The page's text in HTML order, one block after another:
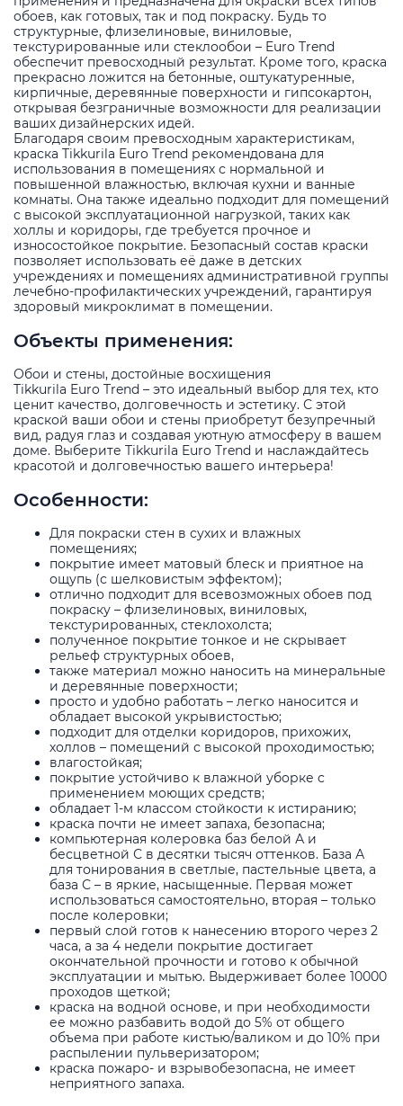
обоев, как готовых, так и под покраску. Будь то
структурные, флизелиновые, виниловые,
текстурированные или стеклообои – Euro Trend
обеспечит превосходный результат. Кроме того, краска
прекрасно ложится на бетонные, оштукатуренные,
кирпичные, деревянные поверхности и гипсокартон,
открывая безграничные возможности для реализации
ваших дизайнерских идей.
Благодаря своим превосходным характеристикам,
краска Tikkurila Euro Trend рекомендована для
использования в помещениях с нормальной и
повышенной влажностью, включая кухни и ванные
комнаты. Она также идеально подходит для помещений
с высокой эксплуатационной нагрузкой, таких как
холлы и коридоры, где требуется прочное и
износостойкое покрытие. Безопасный состав краски
позволяет использовать её даже в детских
учреждениях и помещениях административной группы
лечебно-профилактических учреждений, гарантируя
здоровый микроклимат в помещении.
Объекты применения:
Обои и стены, достойные восхищения
Tikkurila Euro Trend – это идеальный выбор для тех, кто
ценит качество, долговечность и эстетику. С этой
краской ваши обои и стены приобретут безупречный
вид, радуя глаз и создавая уютную атмосферу в вашем
доме. Выберите Tikkurila Euro Trend и наслаждайтесь
красотой и долговечностью вашего интерьера!
Особенности:
Для покраски стен в сухих и влажных
помещениях;
покрытие имеет матовый блеск и приятное на
ощупь (с шелковистым эффектом);
отлично подходит для всевозможных обоев под
покраску – флизелиновых, виниловых,
текстурированных, стеклохолста;
полученное покрытие тонкое и не скрывает
рельеф структурных обоев,
также материал можно наносить на минеральные
и деревянные поверхности;
просто и удобно работать – легко наносится и
обладает высокой укрывистостью;
подходит для отделки коридоров, прихожих,
холлов – помещений с высокой проходимостью;
влагостойкая;
покрытие устойчиво к влажной уборке с
применением моющих средств;
обладает 1-м классом стойкости к истиранию;
краска почти не имеет запаха, безопасна;
компьютерная колеровка баз белой А и
бесцветной С в десятки тысяч оттенков. База А
для тонирования в светлые, пастельные цвета, а
база С – в яркие, насыщенные. Первая может
использоваться самостоятельно, вторая – только
после колеровки;
первый слой готов к нанесению второго через 2
часа, а за 4 недели покрытие достигает
окончательной прочности и готово к обычной
эксплуатации и мытью. Выдерживает более 10000
проходов щеткой;
краска на водной основе, и при необходимости
ее можно разбавить водой до 5% от общего
объема при работе кистью/валиком и до 10% при
распылении пульверизатором;
краска пожаро- и взрывобезопасна, не имеет
неприятного запаха.